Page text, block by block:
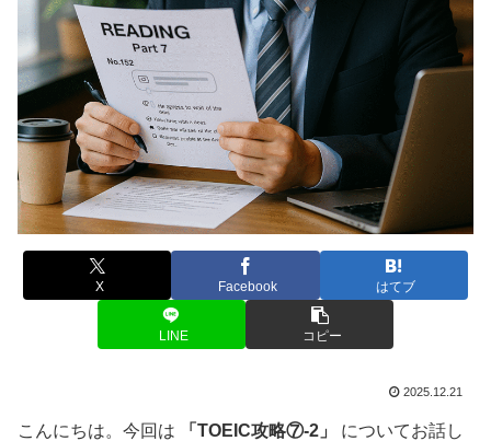
X Facebook はてブ
LINE コピー
2025.12.21
こんにちは。今回は 「TOEIC攻略⑦-2」
についてお話し